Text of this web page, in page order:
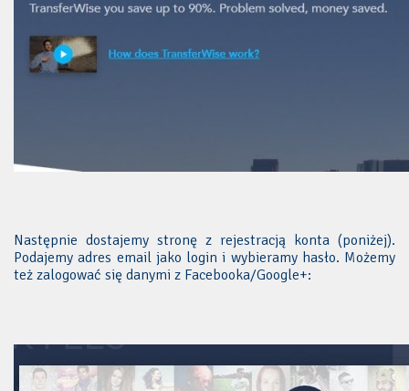
Następnie dostajemy stronę z rejestracją konta (poniżej).
Podajemy adres email jako login i wybieramy hasło. Możemy
też zalogować się danymi z Facebooka/Google+: